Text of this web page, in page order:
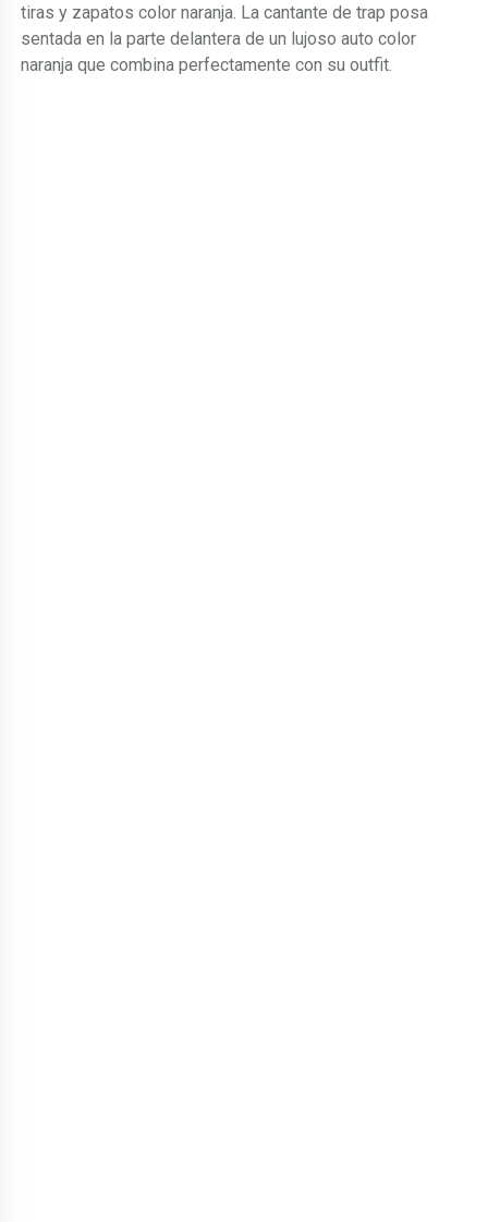
tiras y zapatos color naranja. La cantante de trap posa
sentada en la parte delantera de un lujoso auto color
naranja que combina perfectamente con su outfit.